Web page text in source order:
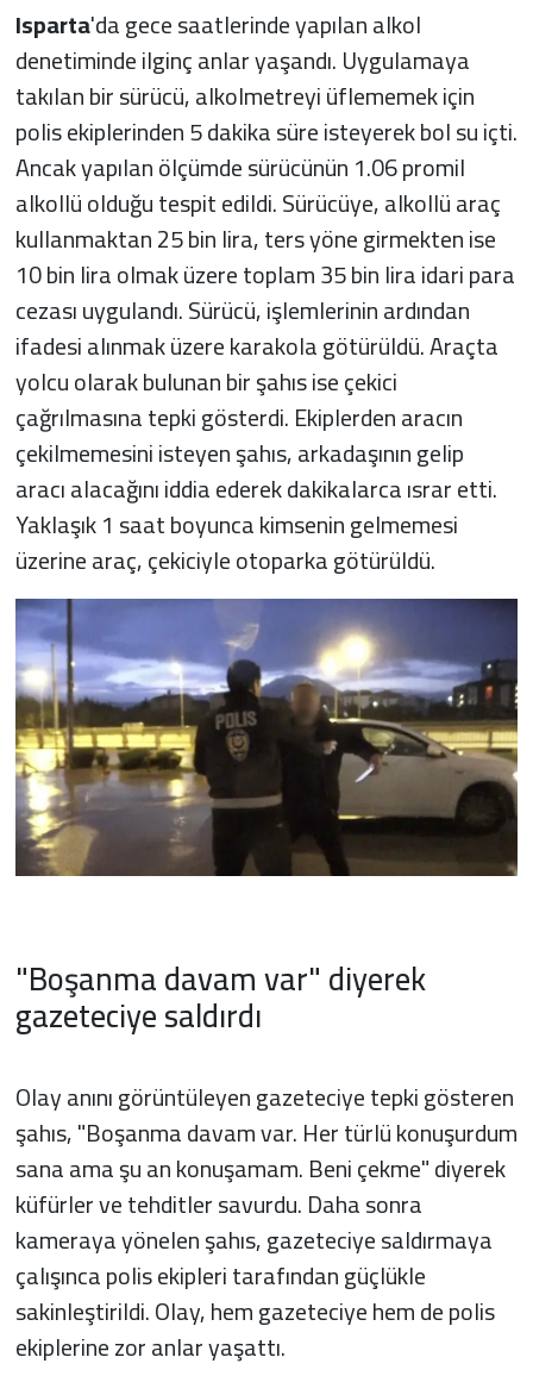
Isparta'da gece saatlerinde yapılan alkol
denetiminde ilginç anlar yaşandı. Uygulamaya
takılan bir sürücü, alkolmetreyi üflememek için
polis ekiplerinden 5 dakika süre isteyerek bol su içti.
Ancak yapılan ölçümde sürücünün 1.06 promil
alkollü olduğu tespit edildi. Sürücüye, alkollü araç
kullanmaktan 25 bin lira, ters yöne girmekten ise
10 bin lira olmak üzere toplam 35 bin lira idari para
cezası uygulandı. Sürücü, işlemlerinin ardından
ifadesi alınmak üzere karakola götürüldü. Araçta
yolcu olarak bulunan bir şahıs ise çekici
çağrılmasına tepki gösterdi. Ekiplerden aracın
çekilmemesini isteyen şahıs, arkadaşının gelip
aracı alacağını iddia ederek dakikalarca ısrar etti.
Yaklaşık 1 saat boyunca kimsenin gelmemesi
üzerine araç, çekiciyle otoparka götürüldü.
"Boşanma davam var" diyerek
gazeteciye saldırdı
Olay anını görüntüleyen gazeteciye tepki gösteren
şahıs, "Boşanma davam var. Her türlü konuşurdum
sana ama şu an konuşamam. Beni çekme" diyerek
küfürler ve tehditler savurdu. Daha sonra
kameraya yönelen şahıs, gazeteciye saldırmaya
çalışınca polis ekipleri tarafından güçlükle
sakinleştirildi. Olay, hem gazeteciye hem de polis
ekiplerine zor anlar yaşattı.